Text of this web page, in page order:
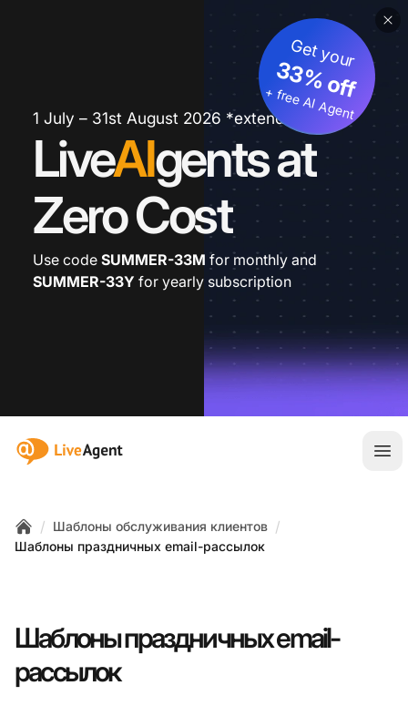
1 July – 31st August 2026 *extended
LiveAIgents at
Zero Cost
Get your
33% off
+ free AI Agent
Use code SUMMER-33M for monthly and
SUMMER-33Y for yearly subscription
:site.title
Home
/ Шаблоны обслуживания клиентов /
Шаблоны праздничных email-рассылок
Шаблоны праздничных email-
рассылок